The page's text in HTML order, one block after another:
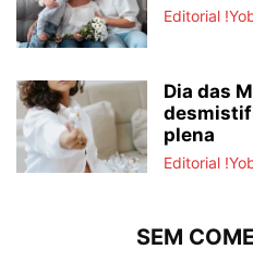
Editorial
Dia das
plena
Editorial
SEM